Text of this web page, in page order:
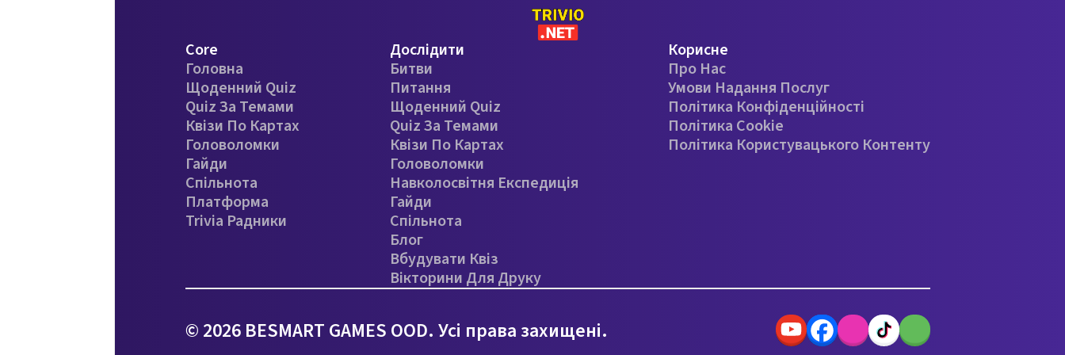
Core
Головна
Щоденний Quiz
Quiz За Темами
Квізи По Картах
Головоломки
Гайди
Спільнота
Платформа
Trivia Радники
Дослідити
Битви
Питання
Щоденний Quiz
Quiz За Темами
Квізи По Картах
Головоломки
Навколосвітня Експедиція
Гайди
Спільнота
Блог
Вбудувати Квіз
Вікторини Для Друку
Корисне
Про Нас
Умови Надання Послуг
Політика Конфіденційності
Політика Cookie
Політика Користувацького Контенту
© 2026 BESMART GAMES OOD. Усі права захищені.